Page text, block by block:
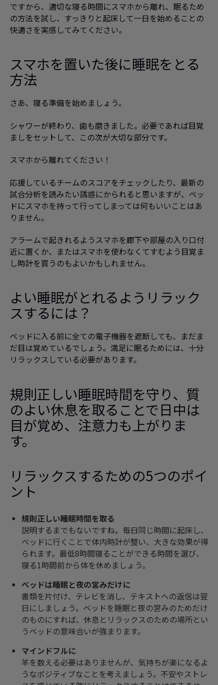
ですから、適切な寝る時間にスマホから離れ、眠るため
の方法を試し、すっきりと起床して一日を始めることの
快適さを実感してみてください。
スマホを置いた後に睡眠をとる
方法
さあ、寝る準備を始めましょう。
シャワーが終わり、歯も磨きました。必要であれば目覚
ましをセットして、この次が大切な部分です。
スマホから離れてください！
応援しているチームのスコアをチェックしたり、最新の
試合分析を読みたい誘惑にかられると思いますが、ベッ
ドにスマホを持って行ってしまっては何もいいことはあ
りません。
アラームで起きれるようスマホを廊下や部屋の入り口付
近に置くか、またはスマホを使わなくてすむよう目覚ま
し時計を買うのもよいかもしれません。
よい睡眠がとれるようリラック
スするには？
ベッドに入る前に全ての電子機器を遮断しても、まだま
だ目は覚めているでしょう。満足に眠るためには、十分
リラックスしている必要があります。
規則正しい睡眠時間を守り、質
のよい休息を取ることで日中は
目が覚め、注意力も上がりま
す。
リラックスするための5つのポイ
ント
規則正しい睡眠時間を取る
説明するまでもないですね。毎日同じ時間に起床し、
ベッドに行くことで体内時計が整い、大きな効果が得
られます。最低8時間寝ることができる時間を選び、
寝る1時間前から体を休めましょう。
ベッドは睡眠と夜の営みだけに
書類を片付け、テレビを消し、テキストへの返信は翌
日にしましょう。ベッドを睡眠と夜の営みのためだけ
のものにすれば、休息とリラックスのための場所とい
うベッドの意味合いが強まります。
マインドフルに
羊を数える必要はありませんが、気持ちが楽になるよ
うなポジティブなことを考えましょう。不安やストレ